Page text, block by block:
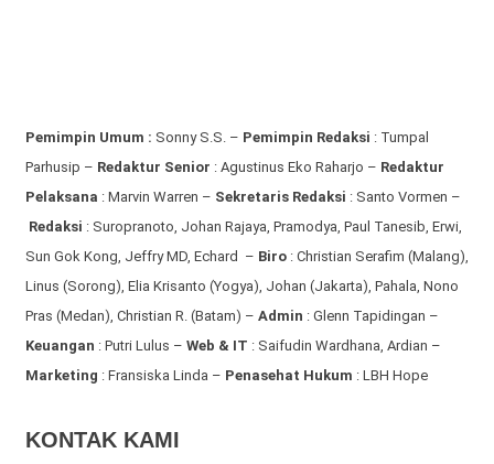
Pemimpin Umum : Sonny S.S. – Pemimpin Redaksi : Tumpal
Parhusip – Redaktur Senior : Agustinus Eko Raharjo – Redaktur
Pelaksana : Marvin Warren – Sekretaris Redaksi : Santo Vormen –
Redaksi : Suropranoto, Johan Rajaya, Pramodya, Paul Tanesib, Erwi,
Sun Gok Kong, Jeffry MD, Echard – Biro: Christian Serafim (Malang),
Linus (Sorong), Elia Krisanto (Yogya), Johan (Jakarta), Pahala, Nono
Pras (Medan), Christian R. (Batam) – Admin : Glenn Tapidingan –
Keuangan : Putri Lulus – Web & IT : Saifudin Wardhana, Ardian –
Marketing : Fransiska Linda – Penasehat Hukum : LBH Hope
KONTAK KAMI